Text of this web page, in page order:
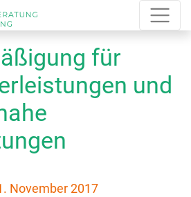
für
und
November 2017